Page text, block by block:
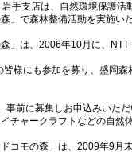
手支店は、自然環境保護活
」で森林整備活動を実施い
」は、2006年10月に、
様にも参加を募り、盛岡森
前に募集しお申込みいた
チャークラフトなどの自然
コモの森」は、2009年9月